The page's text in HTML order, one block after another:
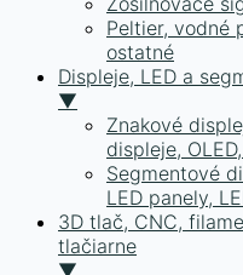
Peltier, vodné
ostatné
Displeje, LED a
▼
Znakové
displeje,
Segmentové
LED panely,
3D tlač, CNC,
tlačiarne
▼